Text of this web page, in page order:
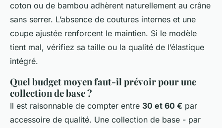
coton ou de bambou adhèrent naturellement au crâne
sans serrer. L’absence de coutures internes et une
coupe ajustée renforcent le maintien. Si le modèle
tient mal, vérifiez sa taille ou la qualité de l’élastique
intégré.
Quel budget moyen faut-il prévoir pour une
collection de base ?
Il est raisonnable de compter entre 30 et 60 € par
accessoire de qualité. Une collection de base - par